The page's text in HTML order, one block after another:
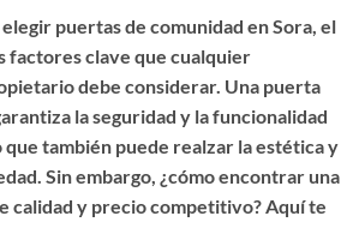
elegir puertas de comunidad en Sora, el
factores clave que cualquier
debe considerar. Una puerta
la seguridad y la funcionalidad
que también puede realzar la estética y
Sin embargo, ¿cómo encontrar una
calidad y precio competitivo? Aquí te